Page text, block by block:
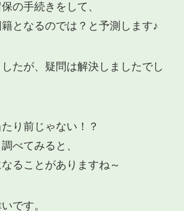
の手続きをして、
となるのでは？と予測します♪
たが、疑問は解決しましたでし
り前じゃない！？
べてみると、
ることがありますね～
です。